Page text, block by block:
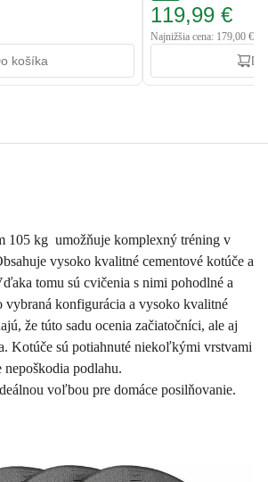
košíka
119,99 €
Najnižšia cena: 179,00 €
105 kg umožňuje komplexný tréning v
vysoko kvalitné cementové kotúče a
tomu sú cvičenia s nimi pohodlné a
vybraná konfigurácia a vysoko kvalitné
že túto sadu ocenia začiatočníci, ale aj
Kotúče sú potiahnuté niekoľkými vrstvami
nepoškodia podlahu.
voľbou pre domáce posilňovanie.